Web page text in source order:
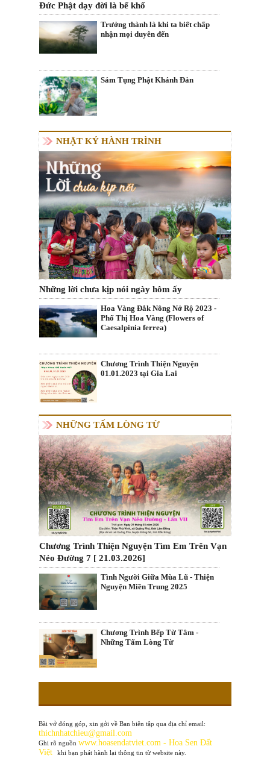
Đức Phật dạy đời là bể khổ
Trưởng thành là khi ta biết chấp
nhận mọi duyên đến
Sám Tụng Phật Khánh Đản
NHẬT KÝ HÀNH TRÌNH
Những lời chưa kịp nói ngày hôm ấy
Hoa Vàng Đắk Nông Nở Rộ 2023 -
Phố Thị Hoa Vàng (Flowers of
Caesalpinia ferrea)
Chương Trình Thiện Nguyện
01.01.2023 tại Gia Lai
NHỮNG TẤM LÒNG TỪ
Chương Trình Thiện Nguyện Tìm Em Trên Vạn
Nẻo Đường 7 [ 21.03.2026]
Tình Người Giữa Mùa Lũ - Thiện
Nguyện Miền Trung 2025
Chương Trình Bếp Từ Tâm -
Những Tấm Lòng Từ
Bài vở đóng góp, xin gởi về Ban biên tập qua địa chỉ email:
thichnhatchieu@gmail.com
Ghi rõ nguồn www.hoasendatviet.com - Hoa Sen Đất
Việt
khi bạn phát hành lại thông tin từ website này.